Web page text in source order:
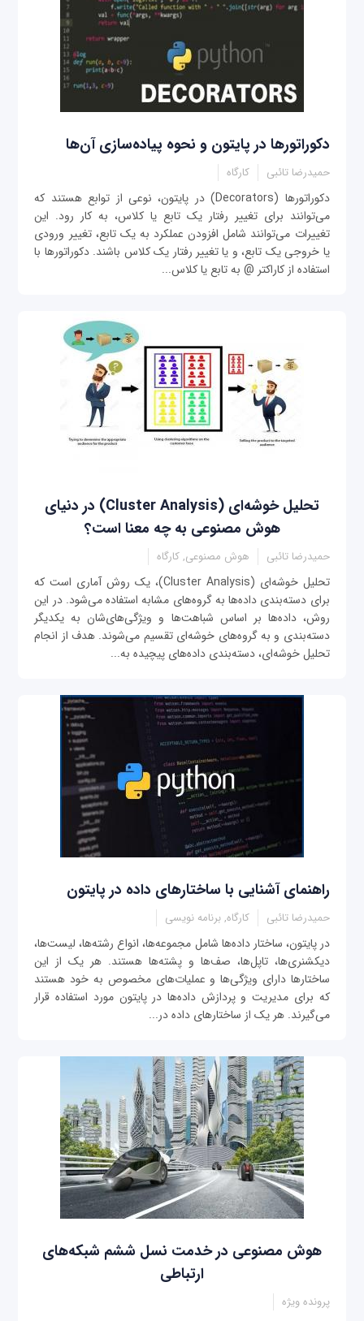
دکوراتورها در پایتون و نحوه پیاده‌سازی آن‌ها
حمیدرضا تائبی کارگاه
دکوراتورها (Decorators) در پایتون، نوعی از توابع هستند که
می‌توانند برای تغییر رفتار یک تابع یا کلاس، به کار رود. این
تغییرات می‌توانند شامل افزودن عملکرد به یک تابع، تغییر ورودی
یا خروجی یک تابع، و یا تغییر رفتار یک کلاس باشند. دکوراتورها با
استفاده از کاراکتر @ به تابع یا کلاس...
تحلیل خوشه‌ای (Cluster Analysis) در دنیای
هوش مصنوعی به چه معنا است؟
حمیدرضا تائبی هوش مصنوعی, کارگاه
تحلیل خوشه‌ای (Cluster Analysis)، یک روش آماری است که
برای دسته‌بندی داده‌ها به گروه‌های مشابه استفاده می‌شود. در این
روش، داده‌ها بر اساس شباهت‌ها و ویژگی‌های‌شان به یکدیگر
دسته‌بندی و به گروه‌های خوشه‌ای تقسیم می‌شوند. هدف از انجام
تحلیل خوشه‌ای، دسته‌بندی داده‌های پیچیده به...
راهنمای آشنایی با ساختارهای داده در پایتون
حمیدرضا تائبی کارگاه, برنامه نویسی
در پایتون، ساختار داده‌ها شامل مجموعه‌ها، انواع رشته‌ها، لیست‌ها،
دیکشنری‌ها، تاپل‌ها، صف‌ها و پشته‌ها هستند. هر یک از این
ساختارها دارای ویژگی‌ها و عملیات‌های مخصوص به خود هستند
که برای مدیریت و پردازش داده‌ها در پایتون مورد استفاده قرار
می‌گیرند. هر یک از ساختارهای داده در...
هوش مصنوعی در خدمت نسل ششم شبکه‌های
ارتباطی
پرونده ویژه